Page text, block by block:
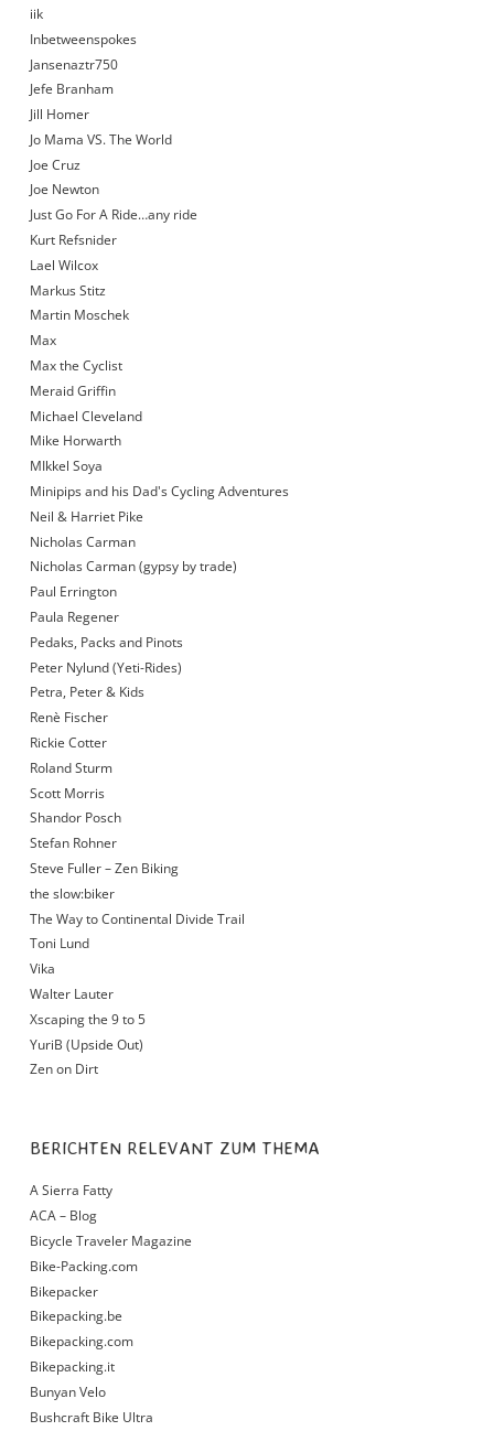
iik
Inbetweenspokes
Jansenaztr750
Jefe Branham
Jill Homer
Jo Mama VS. The World
Joe Cruz
Joe Newton
Just Go For A Ride…any ride
Kurt Refsnider
Lael Wilcox
Markus Stitz
Martin Moschek
Max
Max the Cyclist
Meraid Griffin
Michael Cleveland
Mike Horwarth
MIkkel Soya
Minipips and his Dad's Cycling Adventures
Neil & Harriet Pike
Nicholas Carman
Nicholas Carman (gypsy by trade)
Paul Errington
Paula Regener
Pedaks, Packs and Pinots
Peter Nylund (Yeti-Rides)
Petra, Peter & Kids
Renè Fischer
Rickie Cotter
Roland Sturm
Scott Morris
Shandor Posch
Stefan Rohner
Steve Fuller – Zen Biking
the slow:biker
The Way to Continental Divide Trail
Toni Lund
Vika
Walter Lauter
Xscaping the 9 to 5
YuriB (Upside Out)
Zen on Dirt
BERICHTEN RELEVANT ZUM THEMA
A Sierra Fatty
ACA – Blog
Bicycle Traveler Magazine
Bike-Packing.com
Bikepacker
Bikepacking.be
Bikepacking.com
Bikepacking.it
Bunyan Velo
Bushcraft Bike Ultra